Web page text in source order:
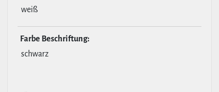
weiß
Farbe Beschrif­tung:
schwarz